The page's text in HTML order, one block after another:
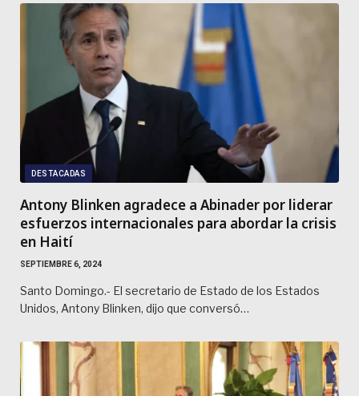
DESTACADAS
Antony Blinken agradece a Abinader por liderar
esfuerzos internacionales para abordar la crisis
en Haití
SEPTIEMBRE 6, 2024
Santo Domingo.- El secretario de Estado de los Estados
Unidos, Antony Blinken, dijo que conversó…